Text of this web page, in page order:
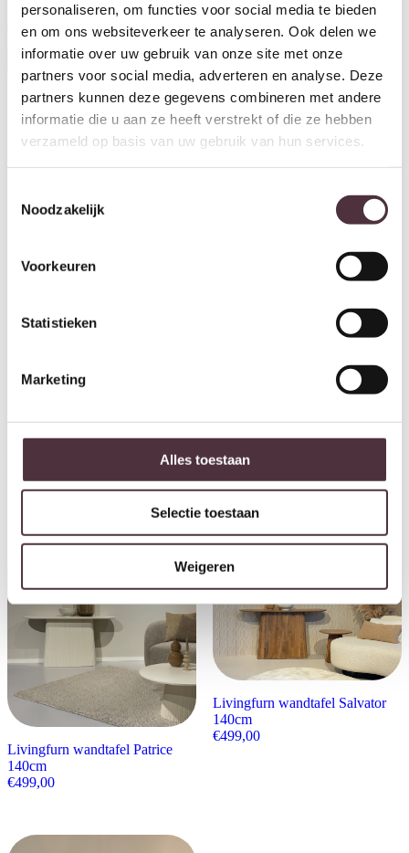
personaliseren, om functies voor social media te bieden
en om ons websiteverkeer te analyseren. Ook delen we
informatie over uw gebruik van onze site met onze
partners voor social media, adverteren en analyse. Deze
partners kunnen deze gegevens combineren met andere
informatie die u aan ze heeft verstrekt of die ze hebben
verzameld op basis van uw gebruik van hun services.
Noodzakelijk
Voorkeuren
Statistieken
Marketing
Alles toestaan
Selectie toestaan
Weigeren
Richmond Interiors wandtafel
Langford 120x40x75,5 cm
€676,00
Richmond Interiors wandtafel
Claridge 140x35x80 cm
keramiek
€1.183,00
Richmond Interiors wandtafel
Alexander Jones 150x36x85,5
1.749,00
Richmond Interiors wandtafel
Alexander Jones 150x36x76 cm
metaal
€1.522,00
Livingfurn wandtafel Patrice
140cm
€499,00
Livingfurn wandtafel Salvator
140cm
€499,00